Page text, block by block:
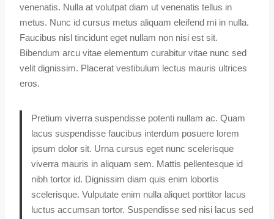
venenatis. Nulla at volutpat diam ut venenatis tellus in
metus. Nunc id cursus metus aliquam eleifend mi in nulla.
Faucibus nisl tincidunt eget nullam non nisi est sit.
Bibendum arcu vitae elementum curabitur vitae nunc sed
velit dignissim. Placerat vestibulum lectus mauris ultrices
eros.
Pretium viverra suspendisse potenti nullam ac. Quam
lacus suspendisse faucibus interdum posuere lorem
ipsum dolor sit. Urna cursus eget nunc scelerisque
viverra mauris in aliquam sem. Mattis pellentesque id
nibh tortor id. Dignissim diam quis enim lobortis
scelerisque. Vulputate enim nulla aliquet porttitor lacus
luctus accumsan tortor. Suspendisse sed nisi lacus sed